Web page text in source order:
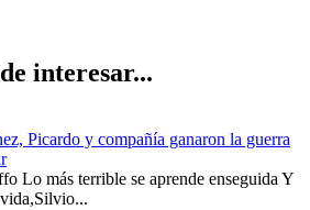
interesar...
Picardo y compañía ganaron la guerra
Lo más terrible se aprende enseguida Y